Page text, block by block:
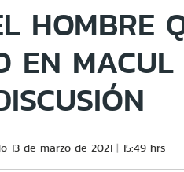
HOMBRE
EN
13 de marzo de 2021 15:49 hrs